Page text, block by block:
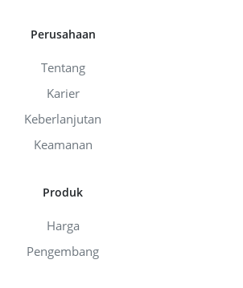
Perusahaan
Tentang
Karier
Keberlanjutan
Keamanan
Produk
Harga
Pengembang